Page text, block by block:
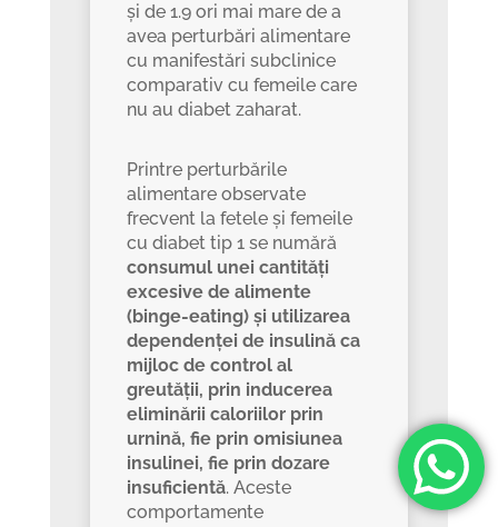
și de 1.9 ori mai mare de a
avea perturbări alimentare
cu manifestări subclinice
comparativ cu femeile care
nu au diabet zaharat.
Printre perturbările
alimentare observate
frecvent la fetele și femeile
cu diabet tip 1 se numără
consumul unei cantități
excesive de alimente
(binge-eating) și utilizarea
dependenței de insulină ca
mijloc de control al
greutății, prin inducerea
eliminării caloriilor prin
urnină, fie prin omisiunea
insulinei, fie prin dozare
insuficientă. Aceste
comportamente